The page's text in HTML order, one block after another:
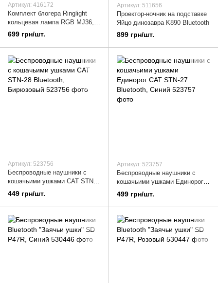
Артикул: 416172
Комплект блогера Ringlight
кольцевая лампа RGB MJ36, 3
крепления для телефона c
штативом 2.1 м. и пульт для
смартфона
699 грн/шт.
Артикул: 511656
Проектор-ночник на подставке
Яйцо динозавра K890 Bluetooth
899 грн/шт.
Артикул: 523756
Беспроводные наушники с
кошачьими ушками CAT STN-
28 Bluetooth, Бирюзовый
449 грн/шт.
Артикул: 523757
Беспроводные наушники с
кошачьими ушками Единорог
CAT STN-27 Bluetooth, Синий
499 грн/шт.